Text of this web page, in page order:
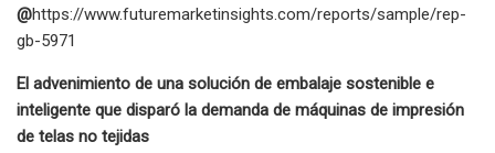
@https://www.futuremarketinsights.com/reports/sample/rep-
gb-5971
El advenimiento de una solución de embalaje sostenible e
inteligente que disparó la demanda de máquinas de impresión
de telas no tejidas